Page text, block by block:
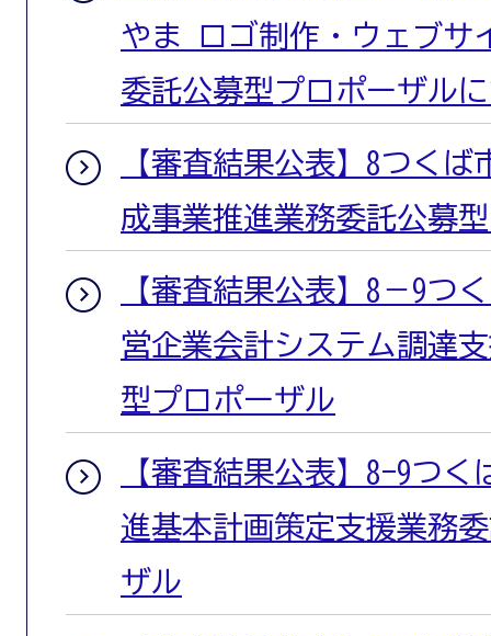
やま ロゴ制作・ウェブサ
委託公募型プロポーザル
【審査結果公表】8つく
成事業推進業務委託公募
【審査結果公表】8－9つ
営企業会計システム調達
型プロポーザル
【審査結果公表】8-9つ
進基本計画策定支援業務
ザル